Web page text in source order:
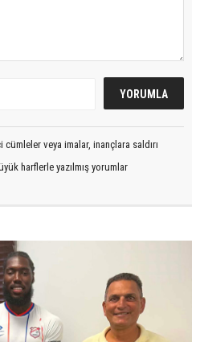
veya imalar, inançlara saldırı
harflerle yazılmış yorumlar